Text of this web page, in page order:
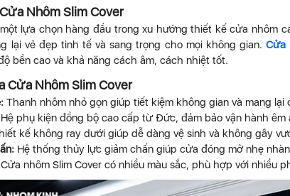
Nhôm Slim Cover
lựa chọn hàng đầu trong xu hướng thiết kế cửa nhôm
lại vẻ đẹp tinh tế và sang trọng cho mọi không gian.Cửa
bền cao và khả năng cách âm, cách nhiệt tốt.
Cửa Nhôm Slim Cover
Thanh nhôm nhỏ gọn giúp tiết kiệm không gian và mang lại
Hệ phụ kiện đồng bộ cao cấp từ Đức, đảm bảo vận hành êm
kế không ray dưới giúp dễ dàng vệ sinh và không gây
Hệ thống thủy lực giảm chấn giúp cửa đóng mở nhẹ
Cửa nhôm Slim Cover có nhiều màu sắc, phù hợp với nhiều